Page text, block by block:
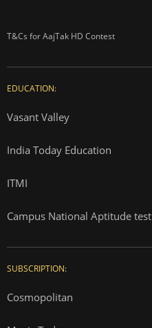
T&Cs for AajTak HD Contest
EDUCATION:
Vasant Valley
India Today Education
ITMI
Campus National Aptitude test
SUBSCRIPTION:
Cosmopolitan